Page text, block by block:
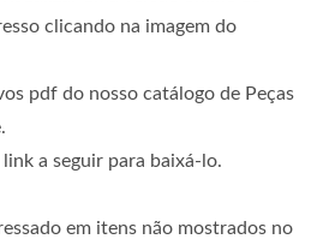
clicando na imagem do
pdf do nosso catálogo de Peças
a seguir para baixá-lo.
em itens não mostrados no